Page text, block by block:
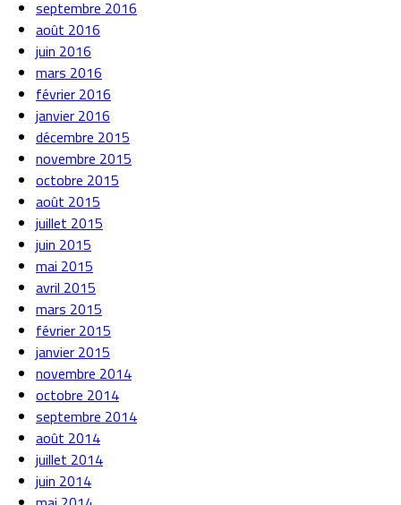
septembre 2016
août 2016
juin 2016
mars 2016
février 2016
janvier 2016
décembre 2015
novembre 2015
octobre 2015
août 2015
juillet 2015
juin 2015
mai 2015
avril 2015
mars 2015
février 2015
janvier 2015
novembre 2014
octobre 2014
septembre 2014
août 2014
juillet 2014
juin 2014